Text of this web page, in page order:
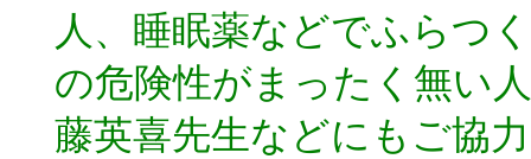
人、睡眠薬などでふらつ
の危険性がまったく無い
藤英喜先生などにもご協